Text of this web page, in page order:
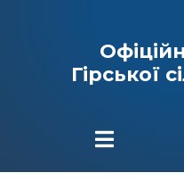
Гірської